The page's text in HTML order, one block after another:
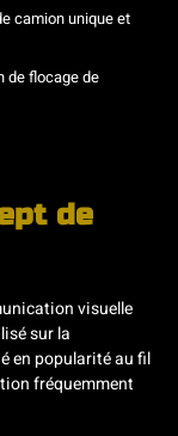
camion unique et
de flocage de
de
visuelle
sur la
en popularité au fil
fréquemment